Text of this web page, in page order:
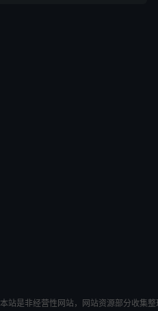
本站是非经营性网站，网站资源部分收集